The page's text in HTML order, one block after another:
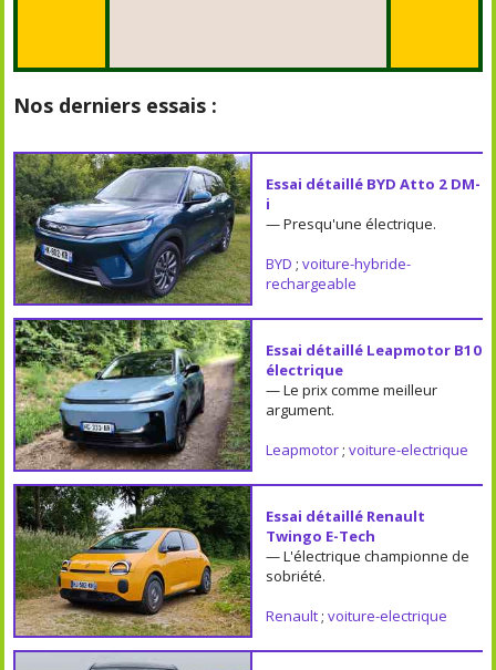
Nos derniers essais :
Essai détaillé BYD Atto 2 DM-
i
— Presqu'une électrique.
BYD ; voiture-hybride-
rechargeable
Essai détaillé Leapmotor B10
électrique
— Le prix comme meilleur
argument.
Leapmotor; voiture-electrique
Essai détaillé Renault
Twingo E-Tech
— L'électrique championne de
sobriété.
Renault; voiture-electrique